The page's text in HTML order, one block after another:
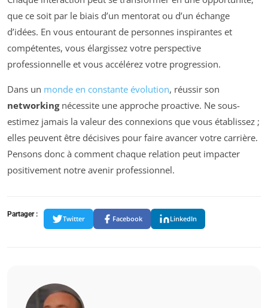
que ce soit par le biais d’un mentorat ou d’un échange
d’idées. En vous entourant de personnes inspirantes et
compétentes, vous élargissez votre perspective
professionnelle et vous accélérez votre progression.
Dans un monde en constante évolution, réussir son
networkingnécessite une approche proactive. Ne sous-
estimez jamais la valeur des connexions que vous établissez ;
elles peuvent être décisives pour faire avancer votre carrière.
Pensons donc à comment chaque relation peut impacter
positivement notre avenir professionnel.
Partager :
Twitter Facebook LinkedIn